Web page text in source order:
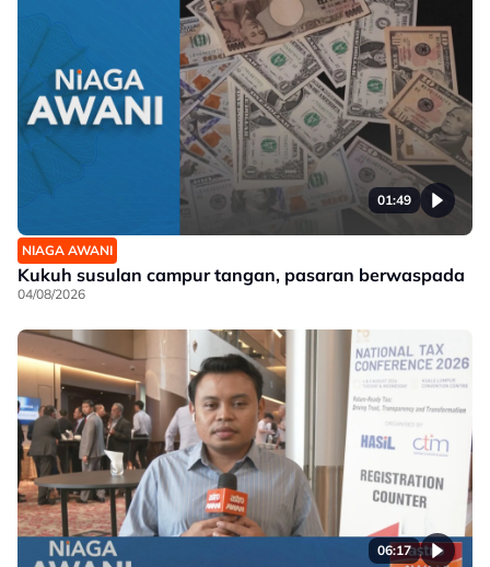
01:49
NIAGA AWANI
Kukuh susulan campur tangan, pasaran berwaspada
04/08/2026
06:17